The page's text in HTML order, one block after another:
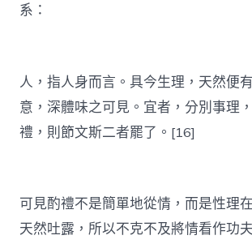
系：
人，指人身而言。具今生理，天然便
意，深體味之可見。宜者，分別事理
禮，則節文斯二者罷了。[16]
可見酌禮不是簡單地從情，而是性理
天然吐露，所以不克不及將情看作功